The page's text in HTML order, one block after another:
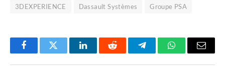
3DEXPERIENCE Dassault Systèmes Groupe PSA
FacebookTwitter LinkedInReddit TelegramWhatsAppEmail